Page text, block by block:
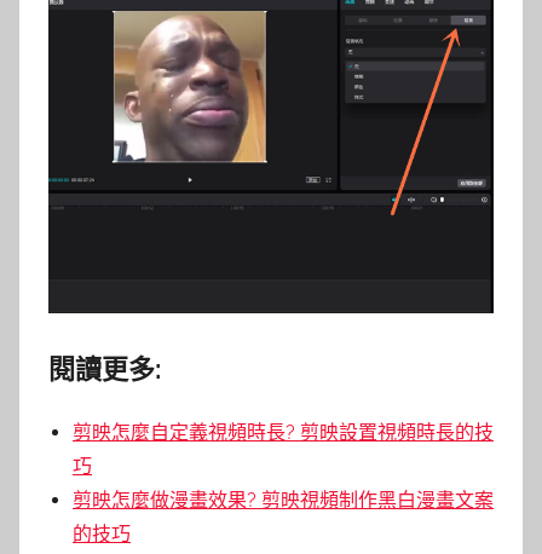
閱讀更多:
剪映怎麼自定義視頻時長? 剪映設置視頻時長的技
巧
剪映怎麼做漫畫效果? 剪映視頻制作黑白漫畫文案
的技巧